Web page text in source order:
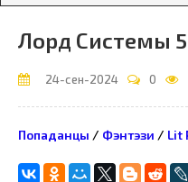
Лорд Системы 5
24-сен-2024 0
Попаданцы / Фэнтэзи / Lit